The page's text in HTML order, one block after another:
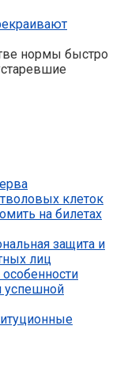
нормы быстро
клеток
на билетах
защита и
лиц
успешной